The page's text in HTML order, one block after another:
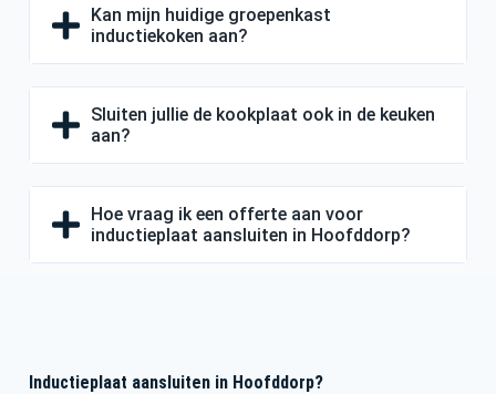
Kan mijn huidige groepenkast
inductiekoken aan?
Sluiten jullie de kookplaat ook in de keuken
aan?
Hoe vraag ik een offerte aan voor
inductieplaat aansluiten in Hoofddorp?
Inductieplaat aansluiten in Hoofddorp?